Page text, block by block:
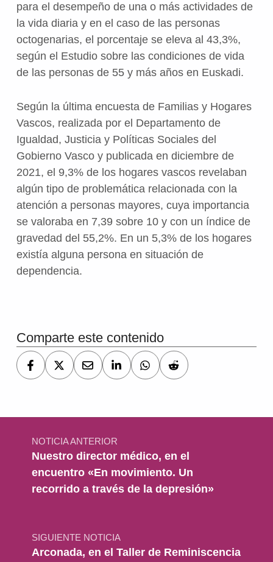
para el desempeño de una o más actividades de
la vida diaria y en el caso de las personas
octogenarias, el porcentaje se eleva al 43,3%,
según el Estudio sobre las condiciones de vida
de las personas de 55 y más años en Euskadi.
Según la última encuesta de Familias y Hogares
Vascos, realizada por el Departamento de
Igualdad, Justicia y Políticas Sociales del
Gobierno Vasco y publicada en diciembre de
2021, el 9,3% de los hogares vascos revelaban
algún tipo de problemática relacionada con la
atención a personas mayores, cuya importancia
se valoraba en 7,39 sobre 10 y con un índice de
gravedad del 55,2%. En un 5,3% de los hogares
existía alguna persona en situación de
dependencia.
Comparte este contenido
Navegación de entradas
NOTICIA ANTERIOR
Nuestro director médico, en el
encuentro «En movimiento. Un
recorrido a través de la depresión»
SIGUIENTE NOTICIA
Arconada, en el Taller de Reminiscencia